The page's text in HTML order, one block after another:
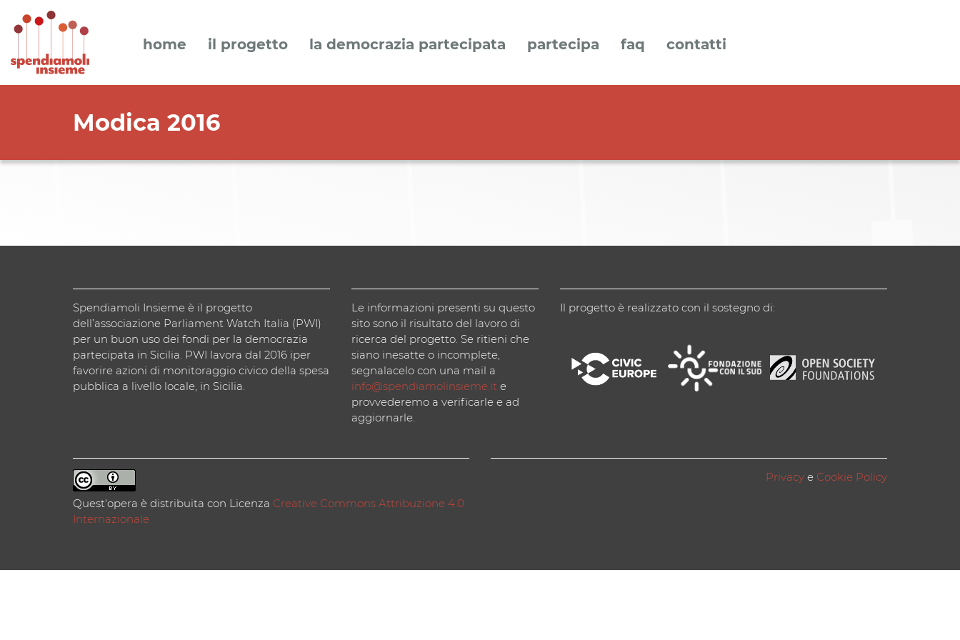
home il progetto la democrazia partecipata partecipa faq contatti
Modica 2016
Spendiamoli Insieme è il progetto
dell’associazione Parliament Watch Italia (PWI)
per un buon uso dei fondi per la democrazia
partecipata in Sicilia. PWI lavora dal 2016 iper
favorire azioni di monitoraggio civico della spesa
pubblica a livello locale, in Sicilia.
Le informazioni presenti su questo
sito sono il risultato del lavoro di
ricerca del progetto. Se ritieni che
siano inesatte o incomplete,
segnalacelo con una mail a
info@spendiamolinsieme.ite
provvederemo a verificarle e ad
aggiornarle.
Il progetto è realizzato con il sostegno di:
Quest'opera è distribuita con Licenza Creative Commons Attribuzione 4.0
Internazionale
Privacy e Cookie Policy